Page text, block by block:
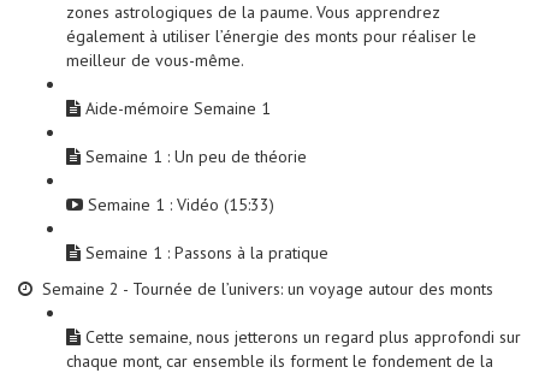
zones astrologiques de la paume. Vous apprendrez
également à utiliser l’énergie des monts pour réaliser le
meilleur de vous-même.
Aide-mémoire Semaine 1
Semaine 1 : Un peu de théorie
Semaine 1 : Vidéo (15:33)
Semaine 1 : Passons à la pratique
Semaine 2 - Tournée de l’univers: un voyage autour des monts
Cette semaine, nous jetterons un regard plus approfondi sur
chaque mont, car ensemble ils forment le fondement de la